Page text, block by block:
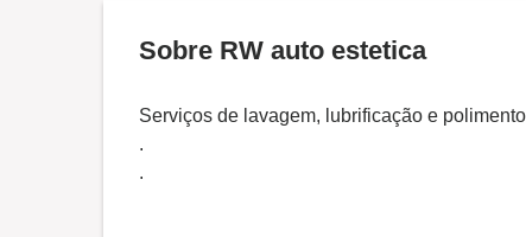
Sobre RW auto estetica
Serviços de lavagem, lubrificação e
.
.